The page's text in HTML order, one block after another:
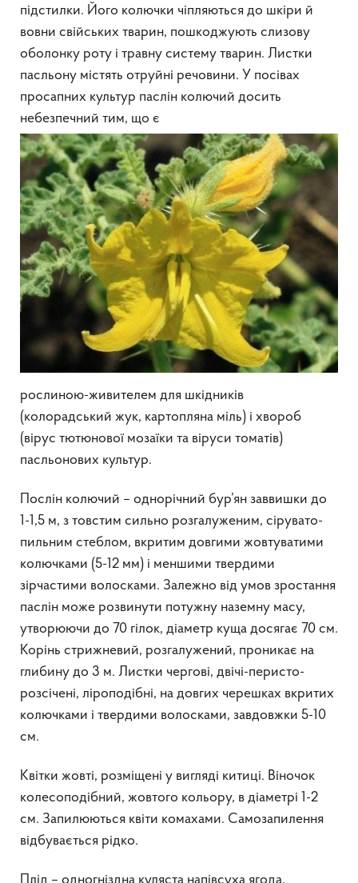
підстилки. Його колючки чіпляються до шкіри й
вовни свійських тварин, пошкоджують слизову
оболонку роту і травну систему тварин. Листки
пасльону містять отруйні речовини. У посівах
просапних культур паслін колючий досить
небезпечний тим, що є
рослиною-живителем для шкідників
(колорадський жук, картопляна міль) і хвороб
(вірус тютюнової мозаїки та віруси томатів)
пасльонових культур.
Послін колючий – однорічний бур’ян заввишки до
1-1,5 м, з товстим сильно розгалуженим, сірувато-
пильним стеблом, вкритим довгими жовтуватими
колючками (5-12 мм) і меншими твердими
зірчастими волосками. Залежно від умов зростання
паслін може розвинути потужну наземну масу,
утворюючи до 70 гілок, діаметр куща досягає 70 см.
Корінь стрижневий, розгалужений, проникає на
глибину до 3 м. Листки чергові, двічі-перисто-
розсічені, ліроподібні, на довгих черешках вкритих
колючками і твердими волосками, завдовжки 5-10
см.
Квітки жовті, розміщені у вигляді китиці. Віночок
колесоподібний, жовтого кольору, в діаметрі 1-2
см. Запилюються квіти комахами. Самозапилення
відбувається рідко.
Плід – одногніздна куляста напівсуха ягода,